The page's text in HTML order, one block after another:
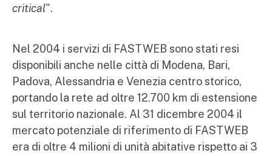
critical".
Nel 2004 i servizi di FASTWEB sono stati resi
disponibili anche nelle città di Modena, Bari,
Padova, Alessandria e Venezia centro storico,
portando la rete ad oltre 12.700 km di estensione
sul territorio nazionale. Al 31 dicembre 2004 il
mercato potenziale di riferimento di FASTWEB
era di oltre 4 milioni di unità abitative rispetto ai 3